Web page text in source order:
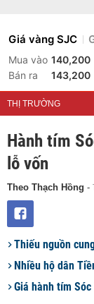
Giá vàng SJC
Mua vào 140,200
Bán ra
143,200
THỊ TRƯỜNG
Hành tím
lỗ vốn
Theo Thạch Hồng -
Thiếu nguồn
Nhiều hộ dân
Giá hành tím